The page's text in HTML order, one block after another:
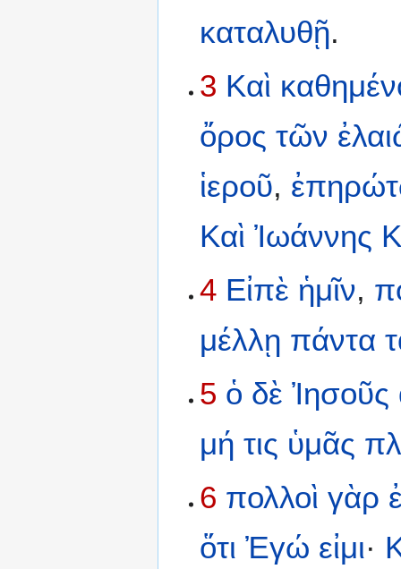
καταλυθῇ.
3 Καὶ
ὄρος τῶν
ἱεροῦ,
Καὶ Ἰωάννης
4 Εἰπὲ ἡμῖν,
μέλλῃ πάντα
5 ὁ δὲ Ἰησοῦς
μή τις ὑμᾶς
6 πολλοὶ γὰρ
ὅτι Ἐγώ εἰμι·